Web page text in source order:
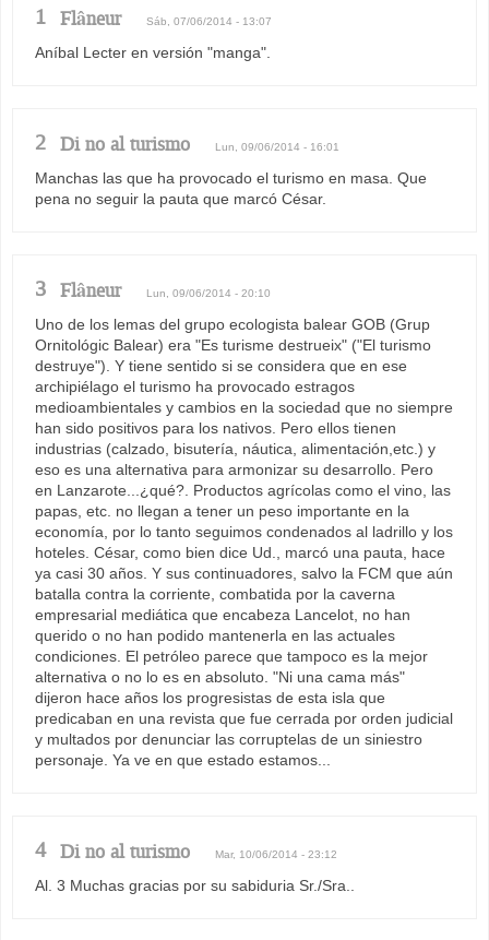
1 Flâneur Sáb, 07/06/2014 - 13:07
Aníbal Lecter en versión "manga".
2 Di no al turismo Lun, 09/06/2014 - 16:01
Manchas las que ha provocado el turismo en masa. Que
pena no seguir la pauta que marcó César.
3 Flâneur Lun, 09/06/2014 - 20:10
Uno de los lemas del grupo ecologista balear GOB (Grup
Ornitológic Balear) era "Es turisme destrueix" ("El turismo
destruye"). Y tiene sentido si se considera que en ese
archipiélago el turismo ha provocado estragos
medioambientales y cambios en la sociedad que no siempre
han sido positivos para los nativos. Pero ellos tienen
industrias (calzado, bisutería, náutica, alimentación,etc.) y
eso es una alternativa para armonizar su desarrollo. Pero
en Lanzarote...¿qué?. Productos agrícolas como el vino, las
papas, etc. no llegan a tener un peso importante en la
economía, por lo tanto seguimos condenados al ladrillo y los
hoteles. César, como bien dice Ud., marcó una pauta, hace
ya casi 30 años. Y sus continuadores, salvo la FCM que aún
batalla contra la corriente, combatida por la caverna
empresarial mediática que encabeza Lancelot, no han
querido o no han podido mantenerla en las actuales
condiciones. El petróleo parece que tampoco es la mejor
alternativa o no lo es en absoluto. "Ni una cama más"
dijeron hace años los progresistas de esta isla que
predicaban en una revista que fue cerrada por orden judicial
y multados por denunciar las corruptelas de un siniestro
personaje. Ya ve en que estado estamos...
4 Di no al turismo Mar, 10/06/2014 - 23:12
Al. 3 Muchas gracias por su sabiduria Sr./Sra..